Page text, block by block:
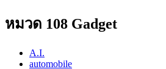
หมวด 108 Gadget
A.I.
automobile